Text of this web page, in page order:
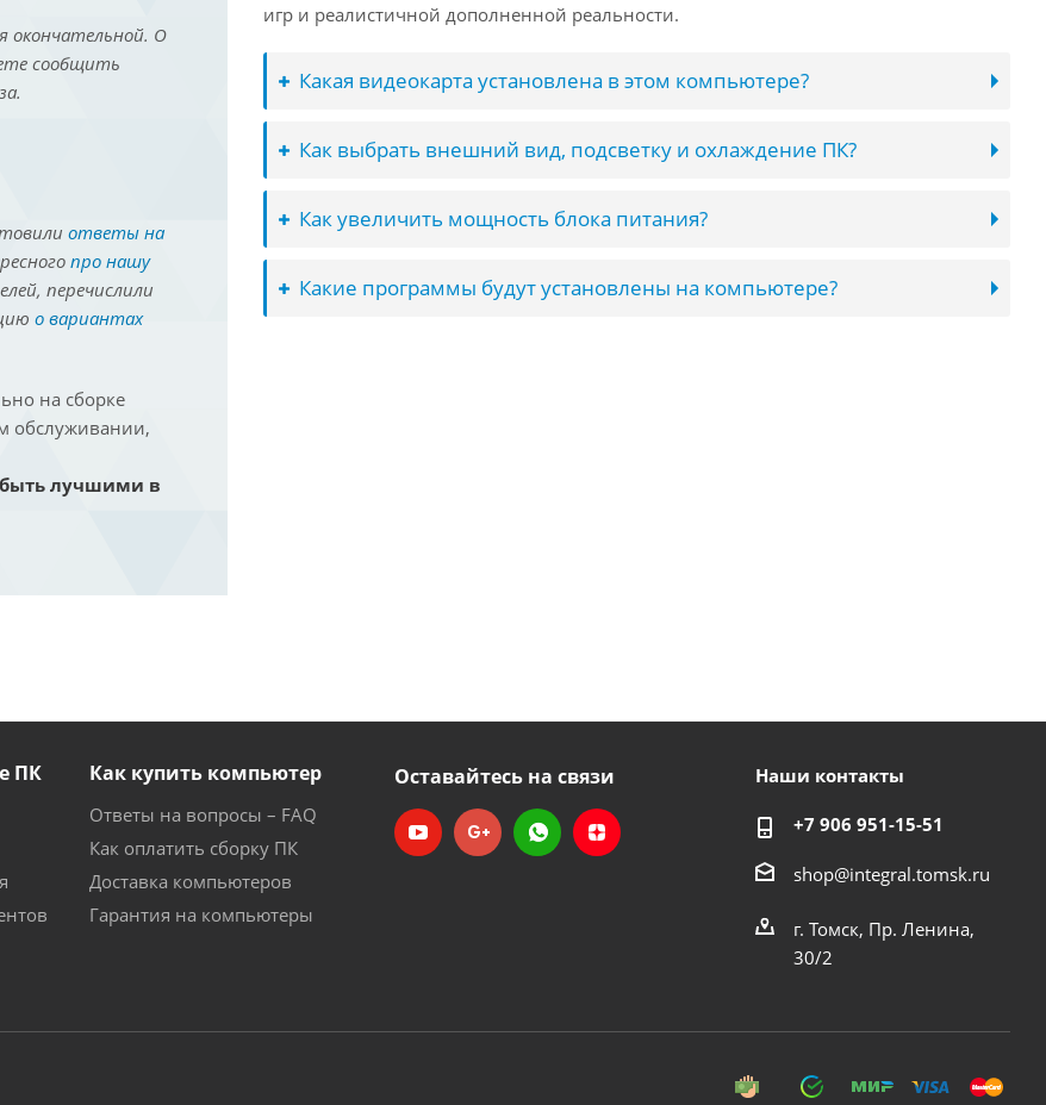
окончательной. О
сообщить
ответы на
про нашу
перечислили
о вариантах
на сборке
обслуживании,
быть лучшими в
игр и реалистичной дополненной реальности.
Какая видеокарта установлена в этом компьютере?
Как выбрать внешний вид, подсветку и охлаждение ПК?
Как увеличить мощность блока питания?
Какие программы будут установлены на компьютере?
ПК Как купить компьютер
Ответы на вопросы – FAQ
Как оплатить сборку ПК
Доставка компьютеров
Гарантия на компьютеры
Оставайтесь на связи Наши контакты
+7 906 951-15-51
shop@integral.tomsk.ru
г. Томск, Пр. Ленина,
30/2